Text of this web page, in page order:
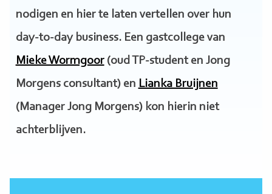
nodigen en hier te laten vertellen over hun
day-to-day business. Een gastcollege van
Mieke Wormgoor(oud TP-student en Jong
Morgens consultant) en Lianka Bruijnen
(Manager Jong Morgens) kon hierin niet
achterblijven.